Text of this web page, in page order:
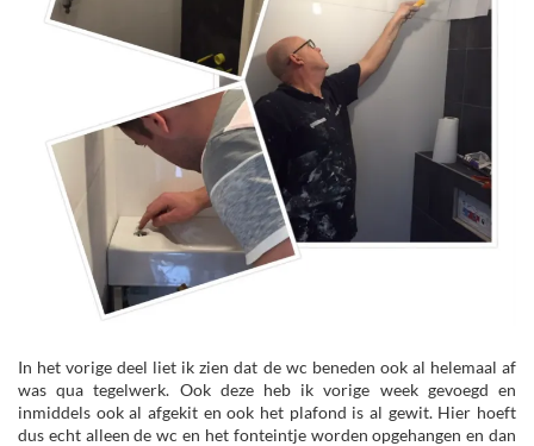
In het vorige deel liet ik zien dat de wc beneden ook al helemaal af
was qua tegelwerk. Ook deze heb ik vorige week gevoegd en
inmiddels ook al afgekit en ook het plafond is al gewit. Hier hoeft
dus echt alleen de wc en het fonteintje worden opgehangen en dan